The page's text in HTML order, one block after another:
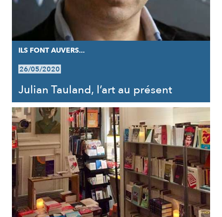
ILS FONT AUVERS...
26/05/2020
Julian Tauland, l’art au présent